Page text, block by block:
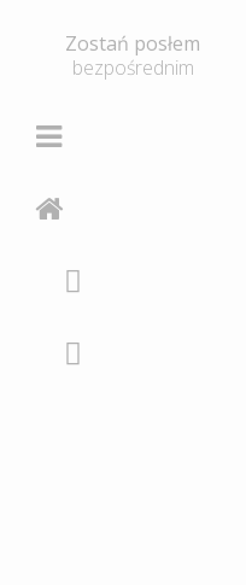
Zostań posłem
bezpośrednim